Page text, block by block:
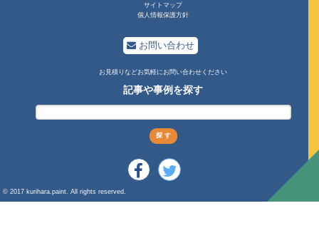
サイトマップ
個人情報保護方針
お問い合わせ
お見積りなどお気軽にお問い合わせください
記事や事例を探す
© 2017 kurihara.paint. All rights reserved.